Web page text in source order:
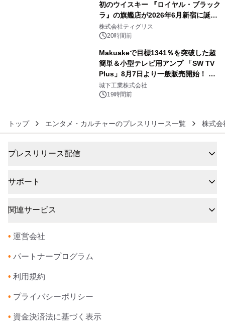
初のウイスキー 『ロイヤル・ブラック
ラ』の旗艦店が2026年6月新宿に誕
生 バカルディ ジャパンと連携した
没入型バー「BAR Arca」
株式会社ティグリス
20時間前
Makuakeで目標1341％を突破した超
簡単＆小型テレビ用アンプ 「SW TV
Plus」8月7日より一般販売開始！ ケ
ーブル1本つなぐだけ、テレビの音が
ぐっと豊かに
城下工業株式会社
19時間前
トップ エンタメ・カルチャーのプレスリリース一覧 株式会
プレスリリース配信
サポート
関連サービス
• 運営会社
• パートナープログラム
• 利用規約
• プライバシーポリシー
• 資金決済法に基づく表示